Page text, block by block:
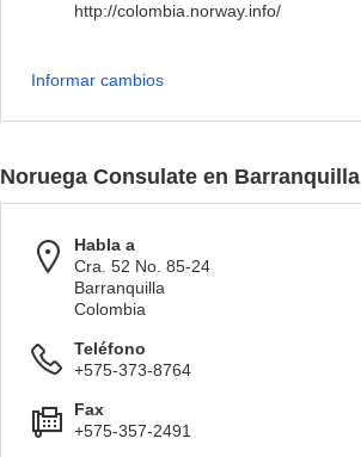
http://colombia.norway.info/
Informar cambios
Noruega Consulate en Barranquilla
Habla a
Cra. 52 No. 85-24
Barranquilla
Colombia
Teléfono
+575-373-8764
Fax
+575-357-2491